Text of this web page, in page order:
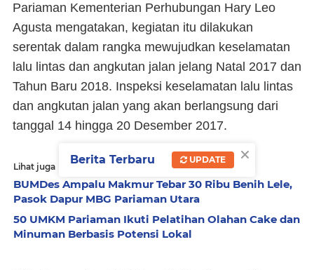
Pariaman Kementerian Perhubungan Hary Leo
Agusta mengatakan, kegiatan itu dilakukan
serentak dalam rangka mewujudkan keselamatan
lalu lintas dan angkutan jalan jelang Natal 2017 dan
Tahun Baru 2018. Inspeksi keselamatan lalu lintas
dan angkutan jalan yang akan berlangsung dari
tanggal 14 hingga 20 Desember 2017.
Lihat juga
BUMDes Ampalu Makmur Tebar 30 Ribu Benih Lele,
Pasok Dapur MBG Pariaman Utara
50 UMKM Pariaman Ikuti Pelatihan Olahan Cake dan
Minuman Berbasis Potensi Lokal
×
Berita Terbaru UPDATE